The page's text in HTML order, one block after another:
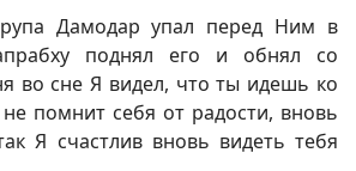
Дамодар упал перед Ним в
поднял его и обнял со
во сне Я видел, что ты идешь ко
помнит себя от радости, вновь
Я счастлив вновь видеть тебя